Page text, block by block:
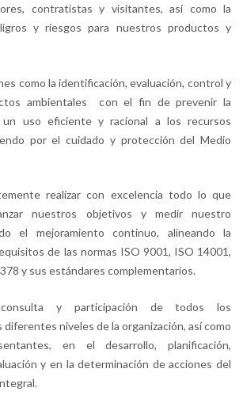
contratistas y visitantes, así como la
y riesgos para nuestros productos y
como la identificación, evaluación, control y
ambientales con el fin de prevenir la
un uso eficiente y racional a los recursos
por el cuidado y protección del Medio
nte realizar con excelencia todo lo que
nuestros objetivos y medir nuestro
el mejoramiento continuo, alineando la
de las normas ISO 9001, ISO 14001,
y sus estándares complementarios.
consulta y participación de todos los
niveles de la organización, así como
en el desarrollo, planificación,
y en la determinación de acciones del
.